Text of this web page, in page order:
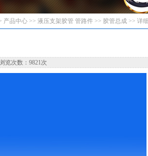
产品中心 >> 液压支架胶管 管路件 >> 胶管总成 >> 详细
览次数：9821次